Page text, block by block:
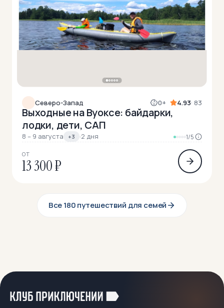
Северо-Запад 0+ 4.93· 83
Выходные на Вуоксе: байдарки,
лодки, дети, САП
8 – 9 августа +3 ·2 дня 1/5
ОТ
13 300 ₽
Все 180 путешествий для семей